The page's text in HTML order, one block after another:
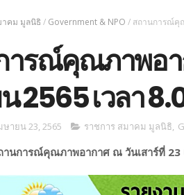
าคม มูลนิธิ / Government & NPO / สถานการณ์คุ
ารณ์คุณภาพอา
2565 เวลา
ษายน 23, 2565 ราชการ สมาคม มูลนิธิ,
านการณ์คุณภาพอากาศ ณ วันเสาร์ที่ 23